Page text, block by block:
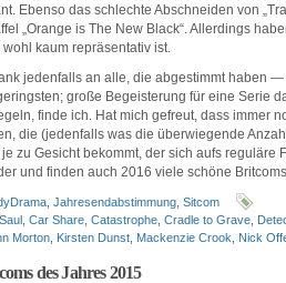
Ebenso das schlechte Abschneiden von
„Orange is The New Black“. Allerdings
wohl kaum repräsentativ ist.
jedenfalls an alle, die abgestimmt haben
große Begeisterung für eine Serie
finde ich. Hat mich gefreut, dass immer
die (jedenfalls was die überwiegende
zu Gesicht bekommt, der sich aufs reguläre
und finden auch 2016 viele schöne
Jahresendabstimmung Sitcom
Car Share Catastrophe Cradle to Grave
Morton Kirsten Dunst Mackenzie Crook Nick
des Jahres 2015